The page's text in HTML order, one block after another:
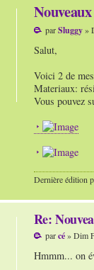
parSluggy»
Salut,
Voici 2 de
Materiaux:
Vous pouvez
Dernière édition
Re:
parcé» Dim
Hmmm... on